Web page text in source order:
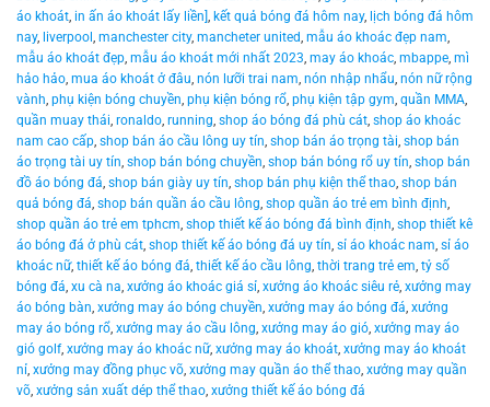
áo khoát, in ấn áo khoát lấy liền] , kết quả bóng đá hôm nay, lịch bóng đá hôm
nay, liverpool , manchester city, mancheter united, mẫu áo khoác đẹp nam,
mẫu áo khoát đẹp, mẫu áo khoát mới nhất 2023, may áo khoác, mbappe, mì
hảo hảo, mua áo khoát ở đâu, nón lưỡi trai nam, nón nhập nhẩu, nón nữ rộng
vành, phụ kiện bóng chuyền, phụ kiện bóng rổ, phụ kiện tập gym, quần MMA,
quần muay thái, ronaldo, running, shop áo bóng đá phù cát, shop áo khoác
nam cao cấp, shop bán áo cầu lông uy tín, shop bán áo trọng tài, shop bán
áo trọng tài uy tín, shop bán bóng chuyền, shop bán bóng rổ uy tín, shop bán
đồ áo bóng đá, shop bán giày uy tín, shop bán phụ kiện thể thao, shop bán
quả bóng đá, shop bán quần áo cầu lông, shop quần áo trẻ em bình định,
shop quần áo trẻ em tphcm, shop thiết kế áo bóng đá bình định, shop thiết kê
áo bóng đá ở phù cát, shop thiết kế áo bóng đá uy tín, sỉ áo khoác nam, sỉ áo
khoác nữ, thiết kế áo bóng đá, thiết kế áo cầu lông, thời trang trẻ em, tỷ số
bóng đá, xu cà na, xưởng áo khoác giá sỉ, xưởng áo khoác siêu rẻ, xưởng may
áo bóng bàn, xưởng may áo bóng chuyền, xưởng may áo bóng đá, xưởng
may áo bóng rổ, xưởng may áo cầu lông, xưởng may áo gió, xưởng may áo
gió golf, xưởng may áo khoác nữ, xưởng may áo khoát, xưởng may áo khoát
nỉ, xưởng may đồng phục võ, xưởng may quần áo thể thao, xưởng may quần
võ, xưởng sản xuất dép thể thao, xưởng thiết kế áo bóng đá